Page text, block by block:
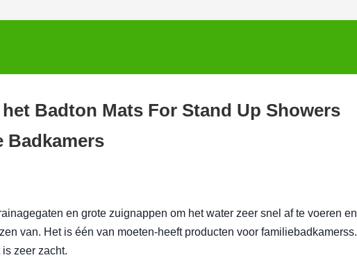
Badton Mats For Stand Up Showers
Badkamers
en grote zuignappen om het water zeer snel af te voeren en
van. Het is één van moeten-heeft producten voor familiebadkamerss.
zeer zacht.